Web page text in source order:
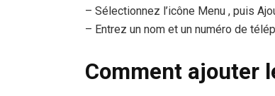
– Sélectionnez l’icône Menu , puis
– Entrez un nom et un numéro de
Comment ajouter